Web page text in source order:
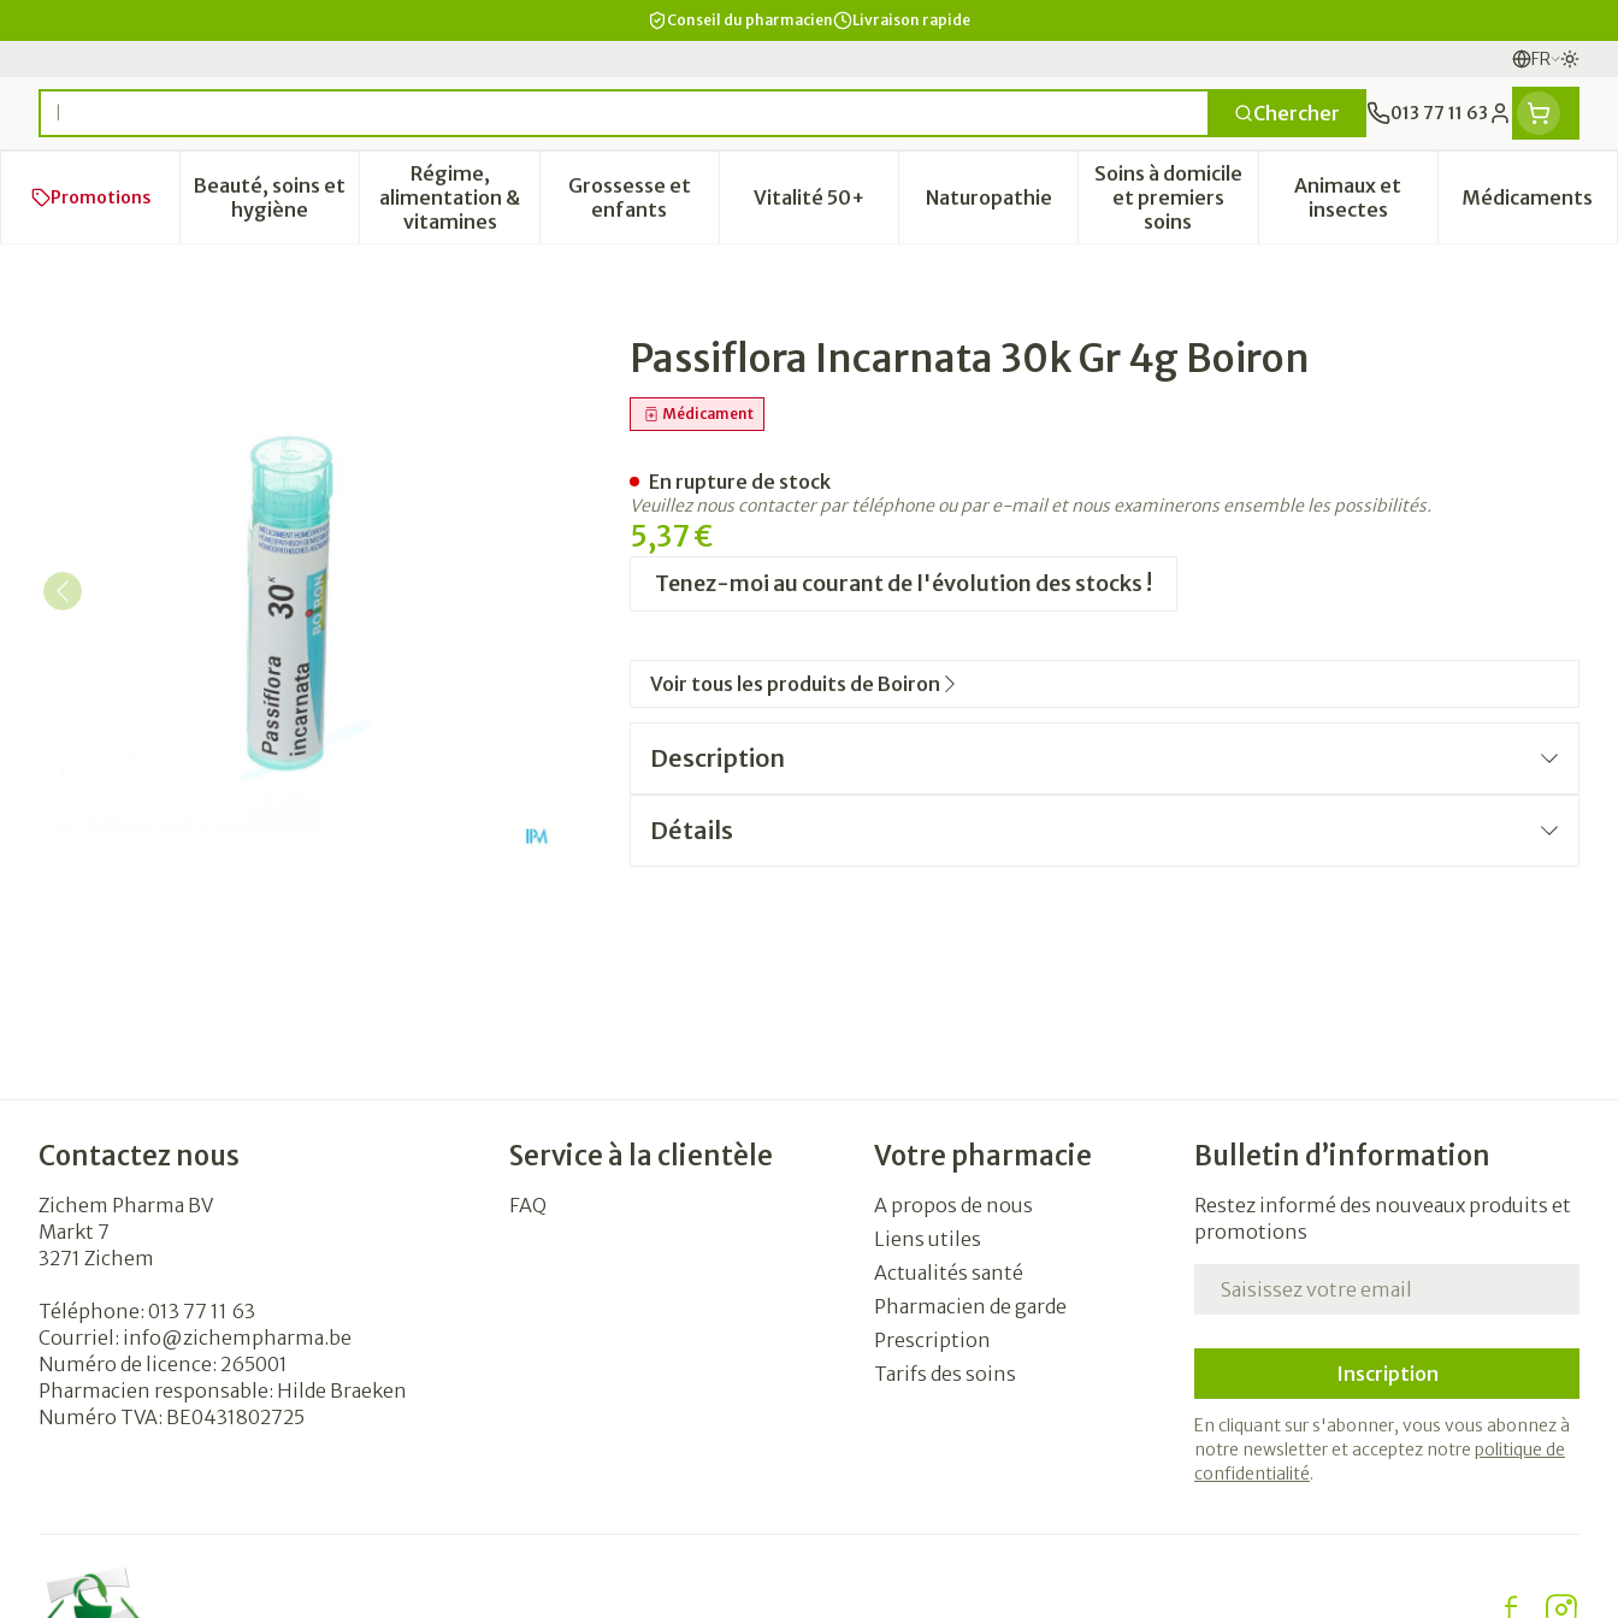
Conseil du pharmacien Livraison rapide
FR
Langues
Rechercher Chercher 013 77 11 63
Menu client
Promotions
Beauté, soins et
hygièneAfficher le sous-menu pour la catégorie Beauté, soins et hygiène
Régime,
alimentation &
vitamines
Afficher le sous-menu pour la catégorie Régime, alimentation & vitamines
Grossesse et
enfantsAfficher le sous-menu pour la catégorie Grossesse et enfants
Vitalité 50+Afficher le sous-menu pour la catégorie Vitalité 50+
NaturopathieAfficher le sous-menu pour la catégorie Naturopathie
Soins à domicile
et premiers
soins
Afficher le sous-menu pour la catégorie Soins à
Animaux et
insectesAfficher le sous-menu pour
Médicaments
Afficher
Passiflora Incarnata 30k Gr 4g BoironPassiflora Incarnata 30k Gr 4g Boiron
Médicament
5,37 €
Tenez-moi au courant de l'évolution des stocks !
En rupture de stock
Veuillez nous contacter par téléphone ou par e-mail et nous examinerons ensemble les possibilités.
Voir tous les produits de Boiron
Description
Détails
Contactez nous
Zichem Pharma BV
Markt 7
3271 Zichem
Téléphone: 013 77 11 63
Courriel: info@zichempharma.be
Numéro de licence: 265001
Pharmacien responsable: Hilde Braeken
Numéro TVA: BE0431802725
Service à la clientèle
FAQ
Votre pharmacie
A propos de nous
Liens utiles
Actualités santé
Pharmacien de garde
Prescription
Tarifs des soins
Bulletin d’information
Restez informé des nouveaux produits et
promotions
Inscription
En cliquant sur s'abonner, vous vous abonnez à
notre newsletter et acceptez notrepolitique de
confidentialité.